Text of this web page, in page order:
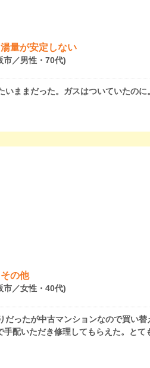
湯量が安定しない
市／男性・70代)
ままだった。ガスはついていたのに。
その他
市／女性・40代)
ったが中古マンションなので買い
配いただき修理してもらえた。とて